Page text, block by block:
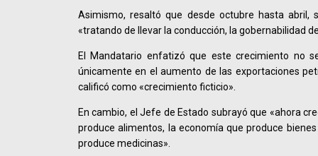
Asimismo, resaltó que desde octubre hasta abril,
«tratando de llevar la conducción, la gobernabilidad
El Mandatario enfatizó que este crecimiento no
únicamente en el aumento de las exportaciones
calificó como «crecimiento ficticio».
En cambio, el Jefe de Estado subrayó que «ahora
produce alimentos, la economía que produce
produce medicinas».